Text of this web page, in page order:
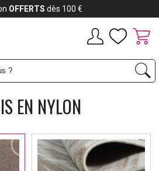
EN NYLON
OFFERTS dès 100 €